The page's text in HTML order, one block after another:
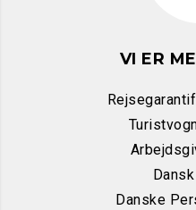
VI ER
Danske